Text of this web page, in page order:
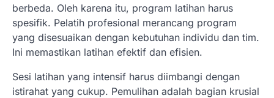
berbeda. Oleh karena itu, program latihan harus
spesifik. Pelatih profesional merancang program
yang disesuaikan dengan kebutuhan individu dan tim.
Ini memastikan latihan efektif dan efisien.
Sesi latihan yang intensif harus diimbangi dengan
istirahat yang cukup. Pemulihan adalah bagian krusial